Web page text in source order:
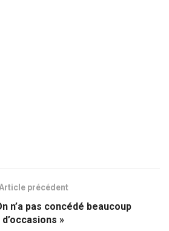
précédent
n’a pas concédé beaucoup
d’occasions »